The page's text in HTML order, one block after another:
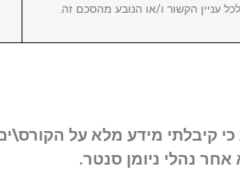
עניין הקשור ו/או הנובע מהסכם זה.
קיבלתי מידע מלא על
נהלי ניומן סנטר.